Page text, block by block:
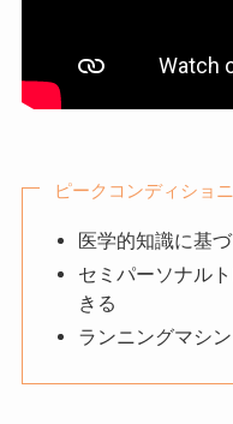
ピークコンディショ
医学的知識に基
セミパーソナル
きる
ランニングマシ